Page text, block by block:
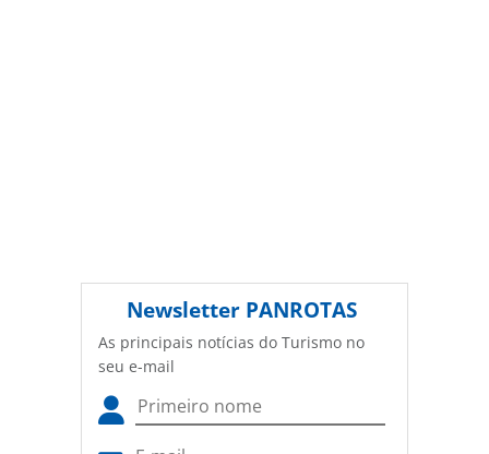
Newsletter PANROTAS
As principais notícias do Turismo no
seu e-mail